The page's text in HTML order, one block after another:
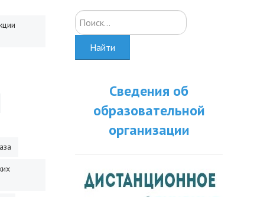
Искать...
Найти
Сведения об
образовательной
организации